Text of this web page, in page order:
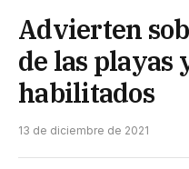
Advierten
de las playas
habilitados
13 de diciembre de 2021